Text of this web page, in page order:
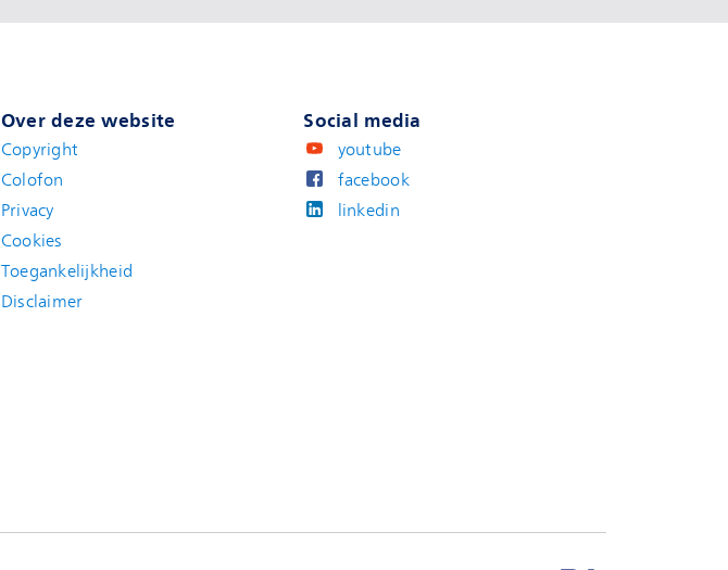
Over deze website
Copyright
Colofon
Privacy
Cookies
Toegankelijkheid
Disclaimer
Social media
youtube
facebook
linkedin